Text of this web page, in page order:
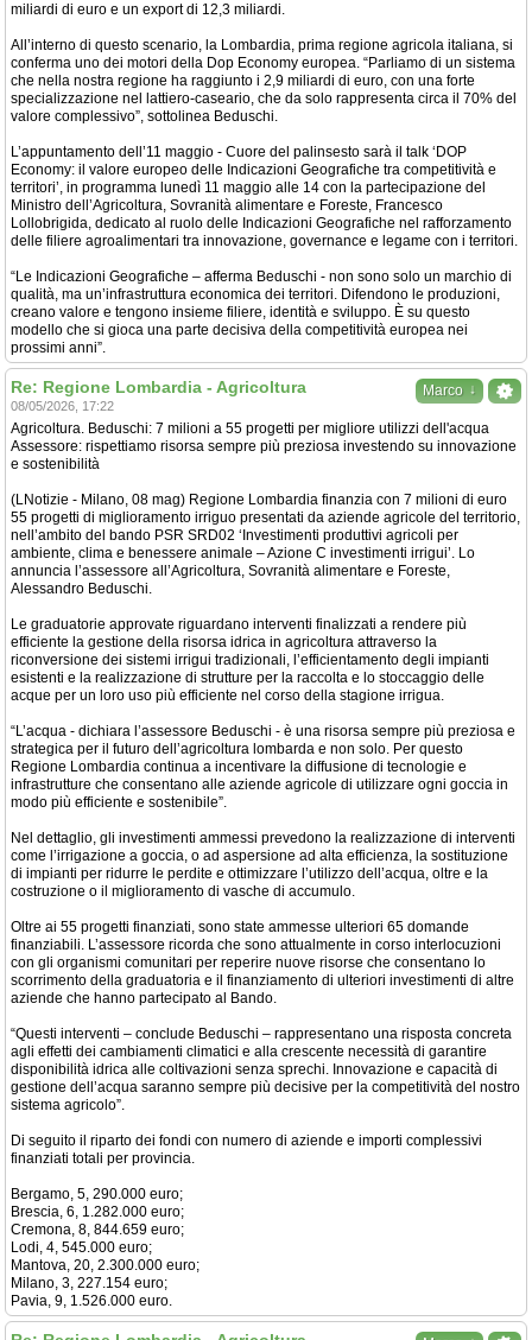
miliardi di euro e un export di 12,3 miliardi.
All’interno di questo scenario, la Lombardia, prima regione agricola italiana, si
conferma uno dei motori della Dop Economy europea. “Parliamo di un sistema
che nella nostra regione ha raggiunto i 2,9 miliardi di euro, con una forte
specializzazione nel lattiero-caseario, che da solo rappresenta circa il 70% del
valore complessivo”, sottolinea Beduschi.
L’appuntamento dell’11 maggio - Cuore del palinsesto sarà il talk ‘DOP
Economy: il valore europeo delle Indicazioni Geografiche tra competitività e
territori’, in programma lunedì 11 maggio alle 14 con la partecipazione del
Ministro dell’Agricoltura, Sovranità alimentare e Foreste, Francesco
Lollobrigida, dedicato al ruolo delle Indicazioni Geografiche nel rafforzamento
delle filiere agroalimentari tra innovazione, governance e legame con i territori.
“Le Indicazioni Geografiche – afferma Beduschi - non sono solo un marchio di
qualità, ma un’infrastruttura economica dei territori. Difendono le produzioni,
creano valore e tengono insieme filiere, identità e sviluppo. È su questo
modello che si gioca una parte decisiva della competitività europea nei
prossimi anni”.
Marco ↓
Re: Regione Lombardia - Agricoltura
08/05/2026, 17:22
Agricoltura. Beduschi: 7 milioni a 55 progetti per migliore utilizzi dell'acqua
Assessore: rispettiamo risorsa sempre più preziosa investendo su innovazione
e sostenibilità
(LNotizie - Milano, 08 mag) Regione Lombardia finanzia con 7 milioni di euro
55 progetti di miglioramento irriguo presentati da aziende agricole del territorio,
nell’ambito del bando PSR SRD02 ‘Investimenti produttivi agricoli per
ambiente, clima e benessere animale – Azione C investimenti irrigui’. Lo
annuncia l’assessore all’Agricoltura, Sovranità alimentare e Foreste,
Alessandro Beduschi.
Le graduatorie approvate riguardano interventi finalizzati a rendere più
efficiente la gestione della risorsa idrica in agricoltura attraverso la
riconversione dei sistemi irrigui tradizionali, l’efficientamento degli impianti
esistenti e la realizzazione di strutture per la raccolta e lo stoccaggio delle
acque per un loro uso più efficiente nel corso della stagione irrigua.
“L’acqua - dichiara l’assessore Beduschi - è una risorsa sempre più preziosa e
strategica per il futuro dell’agricoltura lombarda e non solo. Per questo
Regione Lombardia continua a incentivare la diffusione di tecnologie e
infrastrutture che consentano alle aziende agricole di utilizzare ogni goccia in
modo più efficiente e sostenibile”.
Nel dettaglio, gli investimenti ammessi prevedono la realizzazione di interventi
come l’irrigazione a goccia, o ad aspersione ad alta efficienza, la sostituzione
di impianti per ridurre le perdite e ottimizzare l’utilizzo dell’acqua, oltre e la
costruzione o il miglioramento di vasche di accumulo.
Oltre ai 55 progetti finanziati, sono state ammesse ulteriori 65 domande
finanziabili. L’assessore ricorda che sono attualmente in corso interlocuzioni
con gli organismi comunitari per reperire nuove risorse che consentano lo
scorrimento della graduatoria e il finanziamento di ulteriori investimenti di altre
aziende che hanno partecipato al Bando.
“Questi interventi – conclude Beduschi – rappresentano una risposta concreta
agli effetti dei cambiamenti climatici e alla crescente necessità di garantire
disponibilità idrica alle coltivazioni senza sprechi. Innovazione e capacità di
gestione dell’acqua saranno sempre più decisive per la competitività del nostro
sistema agricolo”.
Di seguito il riparto dei fondi con numero di aziende e importi complessivi
finanziati totali per provincia.
Bergamo, 5, 290.000 euro;
Brescia, 6, 1.282.000 euro;
Cremona, 8, 844.659 euro;
Lodi, 4, 545.000 euro;
Mantova, 20, 2.300.000 euro;
Milano, 3, 227.154 euro;
Pavia, 9, 1.526.000 euro.